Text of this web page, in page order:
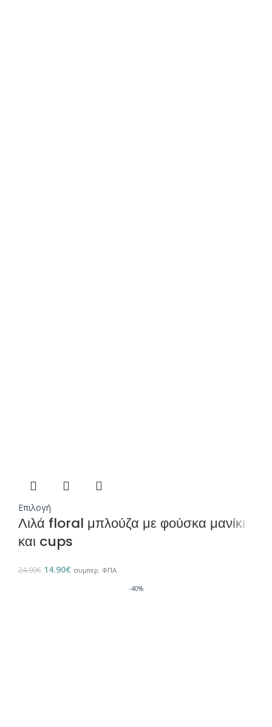
Επιλογή
Λιλά floral μπλούζα με φούσκα μανίκι
και cups
24.90€ 14.90€ συμπερ. ΦΠΑ
-40%